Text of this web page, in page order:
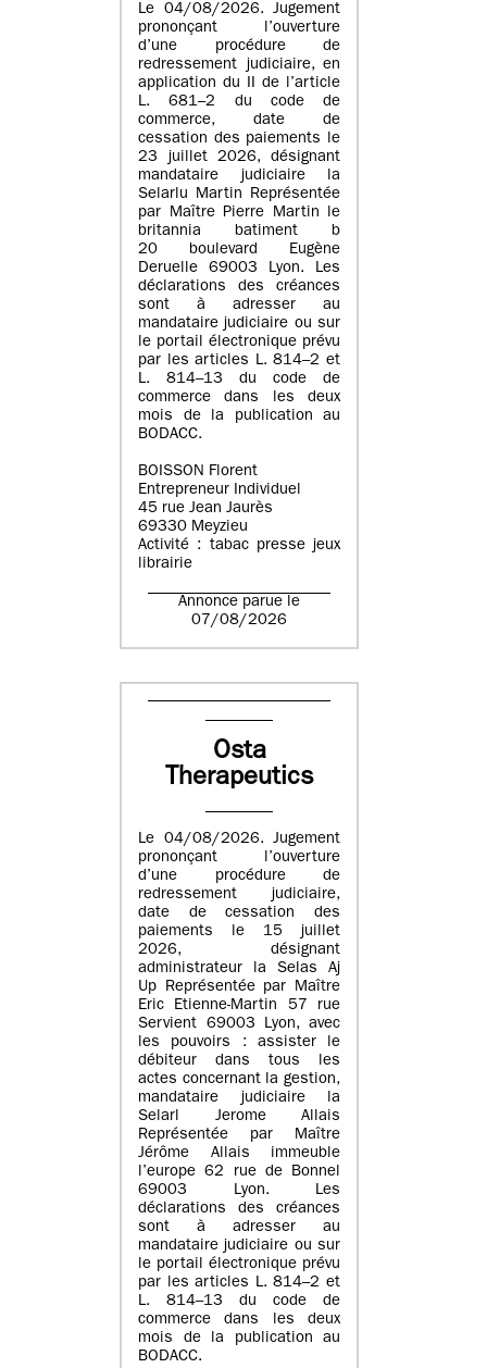
Le 04/08/2026. Jugement
prononçant l’ouverture
d’une procédure de
redressement judiciaire, en
application du II de l’article
L. 681–2 du code de
commerce, date de
cessation des paiements le
23 juillet 2026, désignant
mandataire judiciaire la
Selarlu Martin Représentée
par Maître Pierre Martin le
britannia batiment b
20 boulevard Eugène
Deruelle 69003 Lyon. Les
déclarations des créances
sont à adresser au
mandataire judiciaire ou sur
le portail électronique prévu
par les articles L. 814–2 et
L. 814–13 du code de
commerce dans les deux
mois de la publication au
BODACC.
BOISSON Florent
Entrepreneur Individuel
45 rue Jean Jaurès
69330 Meyzieu
Activité : tabac presse jeux
librairie
Annonce parue le
07/08/2026
Osta
Therapeutics
Le 04/08/2026. Jugement
prononçant l’ouverture
d’une procédure de
redressement judiciaire,
date de cessation des
paiements le 15 juillet
2026, désignant
administrateur la Selas Aj
Up Représentée par Maître
Eric Etienne-Martin 57 rue
Servient 69003 Lyon, avec
les pouvoirs : assister le
débiteur dans tous les
actes concernant la gestion,
mandataire judiciaire la
Selarl Jerome Allais
Représentée par Maître
Jérôme Allais immeuble
l’europe 62 rue de Bonnel
69003 Lyon. Les
déclarations des créances
sont à adresser au
mandataire judiciaire ou sur
le portail électronique prévu
par les articles L. 814–2 et
L. 814–13 du code de
commerce dans les deux
mois de la publication au
BODACC.